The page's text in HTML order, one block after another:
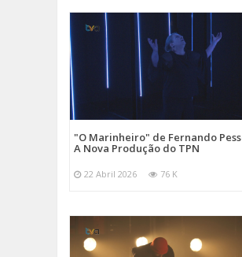
"O Marinheiro" de Fernando
A Nova Produção do TPN
22 Abril 2026 76 K